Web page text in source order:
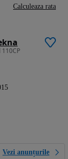
110CP
Vezi anunțurile
Calculeaza rata